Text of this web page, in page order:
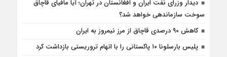
دیدار وزرای نفت ایران و افغانستان در تهران؛ آیا مافیای قاچاق
سوخت سازماندهی خواهد شد؟
کاهش ۹۰ درصدی قاچاق از مرز نیمروز به ایران
پلیس بارسلونا ۱۰ پاکستانی را با اتهام تروریستی بازداشت کرد